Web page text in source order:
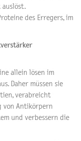
auslöst.
des Erregers, im
allein lösen im
Daher müssen sie
verabreicht
von Antikörpern
und verbessern die